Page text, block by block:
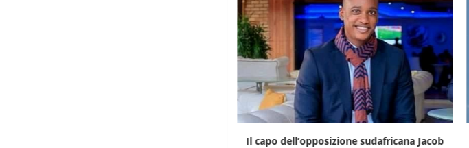
Il capo dell’opposizione sudafricana Jacob